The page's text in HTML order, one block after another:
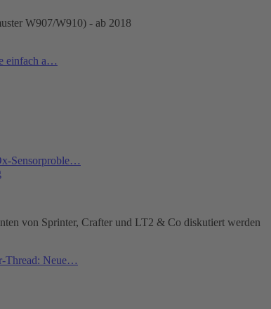
W907/W910) - ab 2018
einfach a…
Sensorproble…
von Sprinter, Crafter und LT2 & Co diskutiert werden
Thread: Neue…